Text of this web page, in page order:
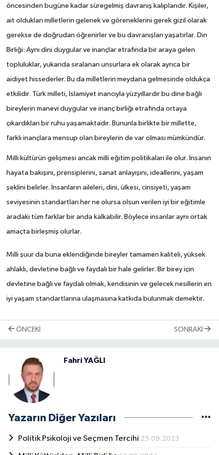
öncesinden bugüne kadar süregelmiş davranış kalıplarıdır. Kişiler,
ait oldukları milletlerin gelenek ve göreneklerini gerek gizil olarak
gerekse de doğrudan öğrenirler ve bu davranışları yaşatırlar. Din
Birliği: Aynı dini duygular ve inançlar etrafında bir araya gelen
topluluklar, yukarıda sıralanan unsurlara ek olarak ayrıca bir
aidiyet hissederler. Bu da milletlerin meydana gelmesinde oldukça
etkilidir. Türk milleti, İslamiyet inancıyla yüzyıllardır bu dine bağlı
bireylerin manevi duygular ve inanç birliği etrafında ortaya
çıkardıkları bir ruhu yaşamaktadır. Bununla birlikte bir millette,
farklı inançlara mensup olan bireylerin de var olması mümkündür.
Milli kültürün gelişmesi ancak milli eğitim politikaları ile olur. İnsanın
hayata bakışını, prensiplerini, sanat anlayışını, ideallerini, yaşam
şeklini belirler. İnsanların aileleri, dini, ülkesi, cinsiyeti, yaşam
seviyesinin standartları her ne olursa olsun verilen iyi bir eğitimle
aradaki tüm farklar bir anda kalkabilir. Böylece insanlar aynı ortak
amaçta birleşmiş olurlar.
Milli şuur da buna eklendiğinde bireyler tamamen kaliteli, yüksek
ahlaklı, devletine bağlı ve faydalı bir hale gelirler. Bir birey için
devletine bağlı ve faydalı olmak, kendisinin ve gelecek nesillerin en
iyi yaşam standartlarına ulaşmasına katkıda bulunmak demektir.
ÖNCEKI SONRAKI
Fahri YAĞLI
Yazarın Diğer Yazıları
Politik Psikoloji ve Seçmen Tercihi 25.09.2023